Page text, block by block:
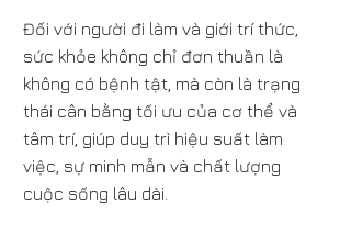
Đối với người đi làm và giới trí thức,
sức khỏe không chỉ đơn thuần là
không có bệnh tật, mà còn là trạng
thái cân bằng tối ưu của cơ thể và
tâm trí, giúp duy trì hiệu suất làm
việc, sự minh mẫn và chất lượng
cuộc sống lâu dài.